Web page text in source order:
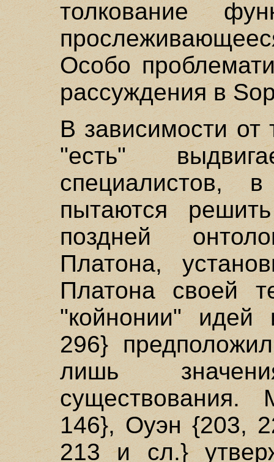
толкование
Особо
рассуждения в
В зависимости от
"есть"
специалистов,
пытаются
поздней
Платона,
Платона своей
"койнонии"
296}
лишь
146}, Оуэн {203,
213 и сл.}